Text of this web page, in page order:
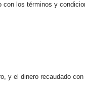
los términos y
y el dinero recaudado